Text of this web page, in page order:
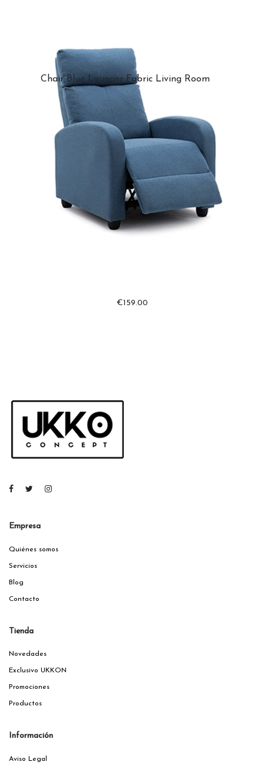
Chair Blue Lounger Fabric Living Room
€159.00
Empresa
Quiénes somos
Servicios
Blog
Contacto
Tienda
Novedades
Exclusivo UKKON
Promociones
Productos
Información
Aviso Legal